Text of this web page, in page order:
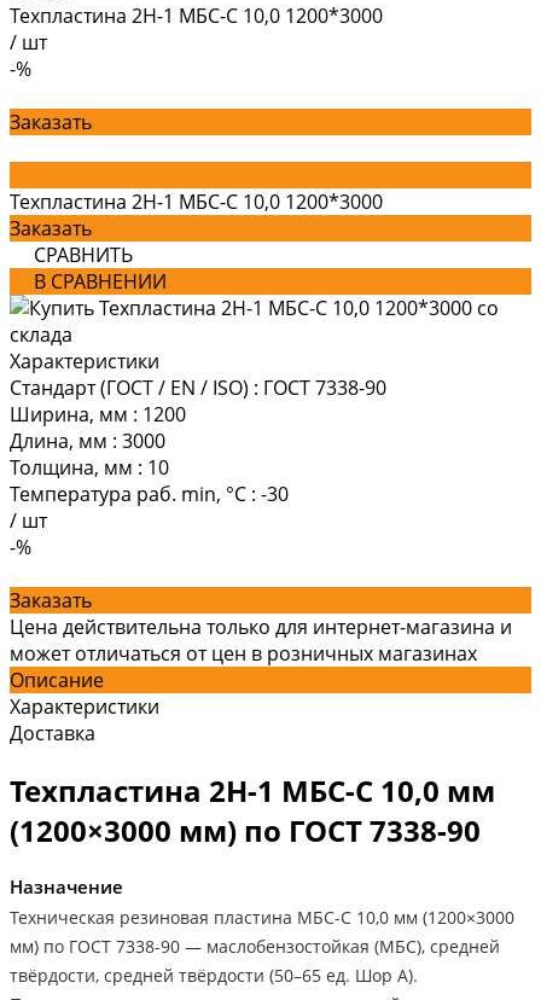
Техпластина 2Н-1 МБС-С 10,0 1200*3000
/ шт
-%
Заказать
Техпластина 2Н-1 МБС-С 10,0 1200*3000
Заказать
СРАВНИТЬ
В СРАВНЕНИИ
Характеристики
Стандарт (ГОСТ / EN / ISO) : ГОСТ 7338-90
Ширина, мм : 1200
Длина, мм : 3000
Толщина, мм : 10
Температура раб. min, °C : -30
/ шт
-%
Заказать
Цена действительна только для интернет-магазина и
может отличаться от цен в розничных магазинах
Описание
Характеристики
Доставка
Техпластина 2Н-1 МБС-С 10,0 мм
(1200×3000 мм) по ГОСТ 7338-90
Назначение
Техническая резиновая пластина МБС-С 10,0 мм (1200×3000
мм) по ГОСТ 7338-90 — маслобензостойкая (МБС), средней
твёрдости, средней твёрдости (50–65 ед. Шор А).